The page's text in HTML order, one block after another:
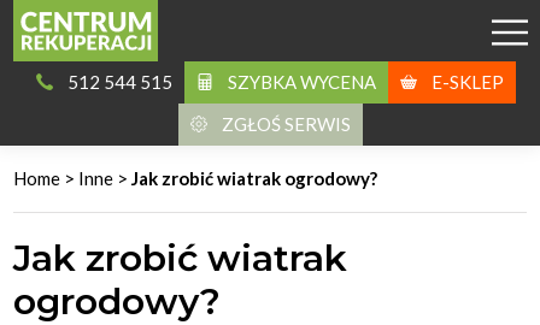
512 544 515 SZYBKA WYCENA
E-SKLEP
ZGŁOŚ SERWIS
Home > Inne > Jak zrobić wiatrak ogrodowy?
Jak zrobić wiatrak
ogrodowy?